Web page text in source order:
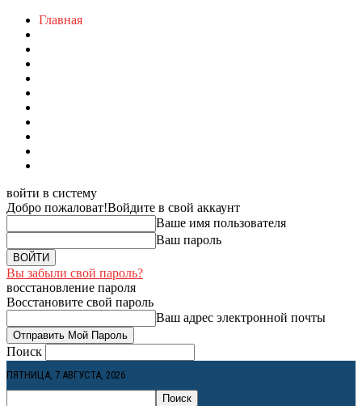
Главная
войти в систему
Добро пожаловат!Войдите в свой аккаунт
Ваше имя пользователя
Ваш пароль
Вы забыли свой пароль?
восстановление пароля
Восстановите свой пароль
Ваш адрес электронной почты
Поиск
ПЯТНИЦА, 7 АВГУСТА, 2026